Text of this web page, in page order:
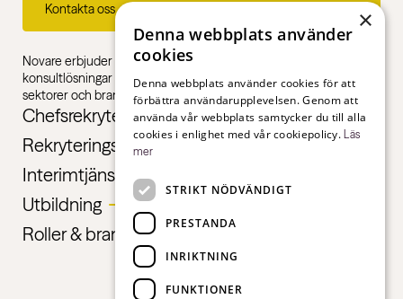
Kontakta oss
Novare erbjuder specialistkompetens inom rekrytering,
konsultlösningar och ledarskapsutbildningar, gentemot alla
sektorer och branscher – från första jobb till chefsnivå.
Chefsrekrytering
Rekryteringstjänster
Interimtjänster
Utbildning
Roller & branscher
×
Denna webbplats använder
cookies
Denna webbplats använder cookies för att
förbättra användarupplevelsen. Genom att
använda vår webbplats samtycker du till alla
cookies i enlighet med vår cookiepolicy. Läs
mer
STRIKT NÖDVÄNDIGT
PRESTANDA
INRIKTNING
FUNKTIONER